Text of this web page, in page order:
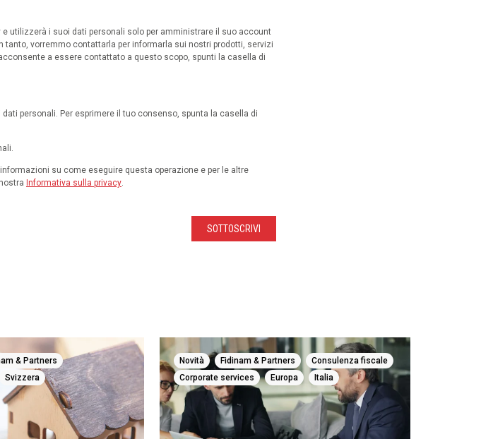
utilizzerà i suoi dati personali solo per amministrare il suo account
vorremmo contattarla per informarla sui nostri prodotti, servizi
a essere contattato a questo scopo, spunti la casella di
personali. Per esprimere il tuo consenso, spunta la casella di
su come eseguire questa operazione e per le altre
Informativa sulla privacy.
& Partners
,
Svizzera
Novità
,
Fidinam & Partners
,
Consulenza fiscale
,
Corporate services
,
Europa
,
Italia